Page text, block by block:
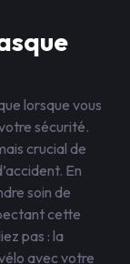
lorsque vous
sécurité.
crucial de
En
soin de
cette
pas : la
avec votre